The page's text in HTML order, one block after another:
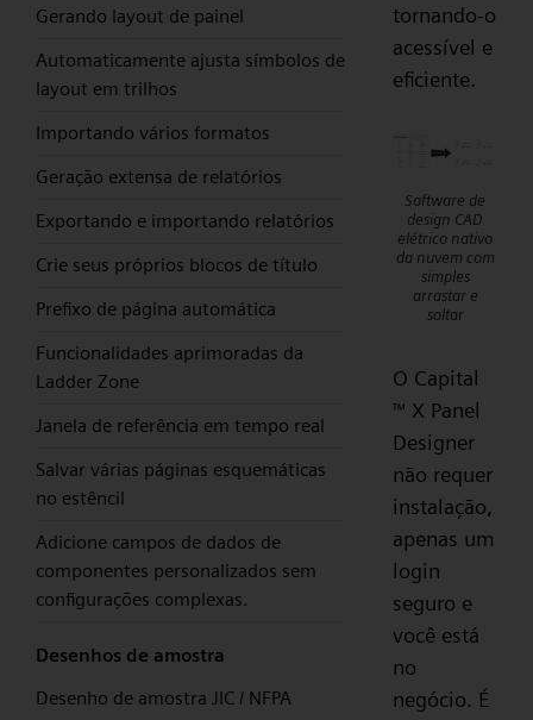
Gerando layout de painel
Automaticamente ajusta símbolos de
layout em trilhos
Importando vários formatos
Geração extensa de relatórios
Exportando e importando relatórios
Crie seus próprios blocos de título
Prefixo de página automática
Funcionalidades aprimoradas da
Ladder Zone
Janela de referência em tempo real
Salvar várias páginas esquemáticas
no estêncil
Adicione campos de dados de
componentes personalizados sem
configurações complexas.
Desenhos de amostra
Desenho de amostra JIC / NFPA
tornando-o
acessível e
eficiente.
Software de
design CAD
elétrico nativo
da nuvem com
simples
arrastar e
soltar
O Capital
™ X Panel
Designer
não requer
instalação,
apenas um
login
seguro e
você está
no
negócio. É